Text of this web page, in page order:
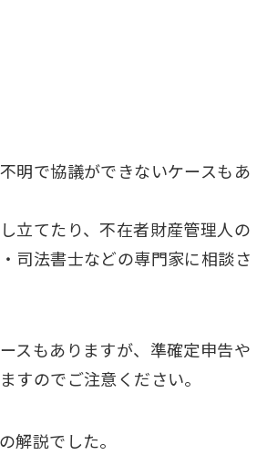
明で協議ができないケースもあ
立てたり、不在者財産管理人の
司法書士などの専門家に相談さ
スもありますが、準確定申告や
すのでご注意ください。
解説でした。